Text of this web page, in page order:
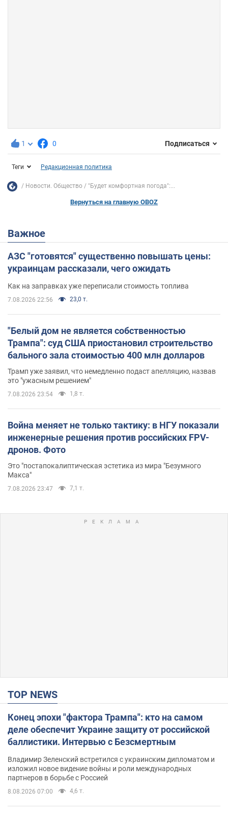
1 0 Подписаться
Теги Редакционная политика
Новости. Общество "Будет комфортная погода":...
Вернуться на главную OBOZ
Важное
АЗС "готовятся" существенно повышать цены:
украинцам рассказали, чего ожидать
Как на заправках уже переписали стоимость топлива
7.08.2026 22:56 23,0 т.
"Белый дом не является собственностью
Трампа": суд США приостановил строительство
бального зала стоимостью 400 млн долларов
Трамп уже заявил, что немедленно подаст апелляцию, назвав
это "ужасным решением"
7.08.2026 23:54 1,8 т.
Война меняет не только тактику: в НГУ показали
инженерные решения против российских FPV-
дронов. Фото
Это "постапокалиптическая эстетика из мира "Безумного
Макса"
7.08.2026 23:47 7,1 т.
TOP NEWS
Конец эпохи "фактора Трампа": кто на самом
деле обеспечит Украине защиту от российской
баллистики. Интервью с Безсмертным
Владимир Зеленский встретился с украинским дипломатом и
изложил новое видение войны и роли международных
партнеров в борьбе с Россией
8.08.2026 07:00 4,6 т.